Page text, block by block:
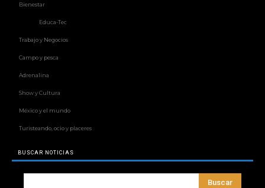
Bienestar
Educa-Tec
Trabajo y Negocios
Campo y pesca
Adrenalina
Show y Cultura
México y el mundo
Turisteando, ocio y placeres
BUSCAR NOTICIAS
Buscar